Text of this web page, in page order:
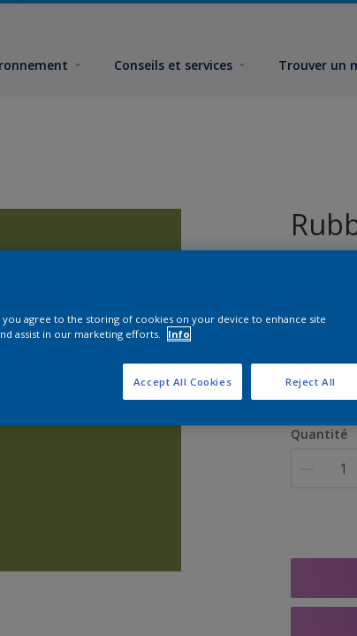
Conseils et services Trouver un
Quantité
you agree to the storing of cookies on your device to enhance site
assist in our marketing efforts.
Info
Reject All
Accept All Cookies